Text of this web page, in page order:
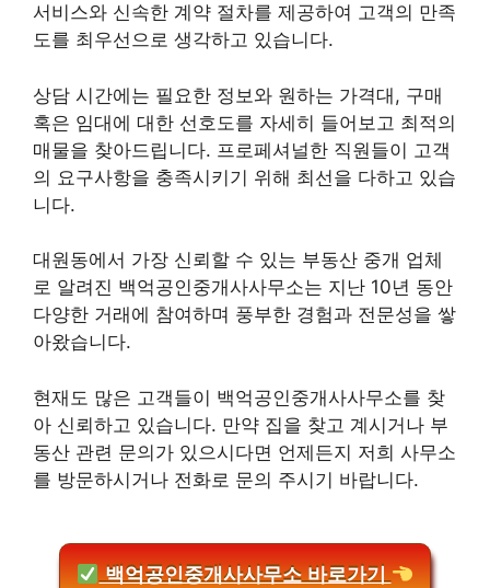
서비스와 신속한 계약 절차를 제공하여 고객의 만족
도를 최우선으로 생각하고 있습니다.
상담 시간에는 필요한 정보와 원하는 가격대, 구매
혹은 임대에 대한 선호도를 자세히 들어보고 최적의
매물을 찾아드립니다. 프로페셔널한 직원들이 고객
의 요구사항을 충족시키기 위해 최선을 다하고 있습
니다.
대원동에서 가장 신뢰할 수 있는 부동산 중개 업체
로 알려진 백억공인중개사사무소는 지난 10년 동안
다양한 거래에 참여하며 풍부한 경험과 전문성을 쌓
아왔습니다.
현재도 많은 고객들이 백억공인중개사사무소를 찾
아 신뢰하고 있습니다. 만약 집을 찾고 계시거나 부
동산 관련 문의가 있으시다면 언제든지 저희 사무소
를 방문하시거나 전화로 문의 주시기 바랍니다.
백억공인중개사사무소 바로가기